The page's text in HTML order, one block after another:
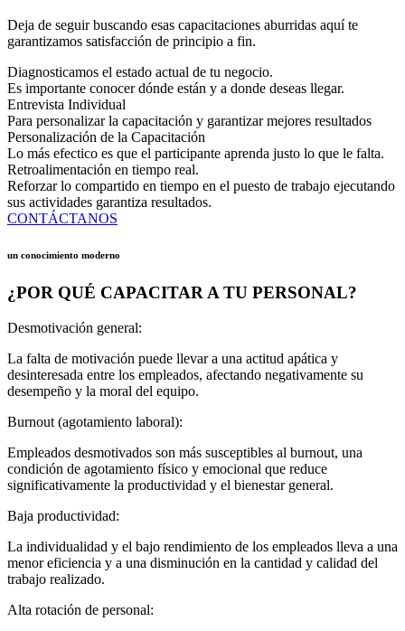
Deja de seguir buscando esas capacitaciones aburridas aquí te
garantizamos satisfacción de principio a fin.
Diagnosticamos el estado actual de tu negocio.
Es importante conocer dónde están y a donde deseas llegar.
Entrevista Individual
Para personalizar la capacitación y garantizar mejores resultados
Personalización de la Capacitación
Lo más efectico es que el participante aprenda justo lo que le falta.
Retroalimentación en tiempo real.
Reforzar lo compartido en tiempo en el puesto de trabajo ejecutando
sus actividades garantiza resultados.
CONTÁCTANOS
un conocimiento moderno
¿POR QUÉ CAPACITAR A TU PERSONAL?
Desmotivación general:
La falta de motivación puede llevar a una actitud apática y
desinteresada entre los empleados, afectando negativamente su
desempeño y la moral del equipo.
Burnout (agotamiento laboral):
Empleados desmotivados son más susceptibles al burnout, una
condición de agotamiento físico y emocional que reduce
significativamente la productividad y el bienestar general.
Baja productividad:
La individualidad y el bajo rendimiento de los empleados lleva a una
menor eficiencia y a una disminución en la cantidad y calidad del
trabajo realizado.
Alta rotación de personal: